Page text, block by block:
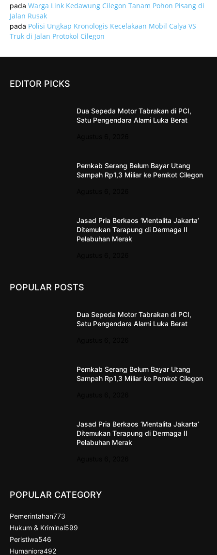
pada Warga Link Kedawung Cilegon Tanam Pohon Pisang di
Jalan Rusak
pada Polisi Ungkap Kronologis Kecelakaan Mobil Calya VS
Truk di Jalan Protokol Cilegon
EDITOR PICKS
Dua Sepeda Motor Tabrakan di PCI,
Satu Pengendara Alami Luka Berat
Pemkab Serang Belum Bayar Utang
Sampah Rp1,3 Miliar ke Pemkot Cilegon
Jasad Pria Berkaos ‘Mentalita Jakarta’
Ditemukan Terapung di Dermaga II
Pelabuhan Merak
POPULAR POSTS
Dua Sepeda Motor Tabrakan di PCI,
Satu Pengendara Alami Luka Berat
Pemkab Serang Belum Bayar Utang
Sampah Rp1,3 Miliar ke Pemkot Cilegon
Jasad Pria Berkaos ‘Mentalita Jakarta’
Ditemukan Terapung di Dermaga II
Pelabuhan Merak
POPULAR CATEGORY
Pemerintahan773
Hukum & Kriminal599
Peristiwa546
Humaniora492